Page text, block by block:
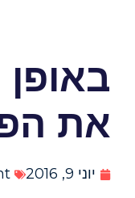
את
יוני 9, 2016